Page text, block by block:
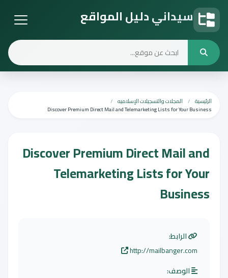
سيداني دليل المواقع
الرئيسية
المجلات والتسجيلات الإسلاميه
Discover Premium Direct Mail and Telemarketing Lists for Your Business
Discover Premium Direct Mail and
Telemarketing Lists for Your
Business
الرابط:
http://mailbanger.com
الوصف: